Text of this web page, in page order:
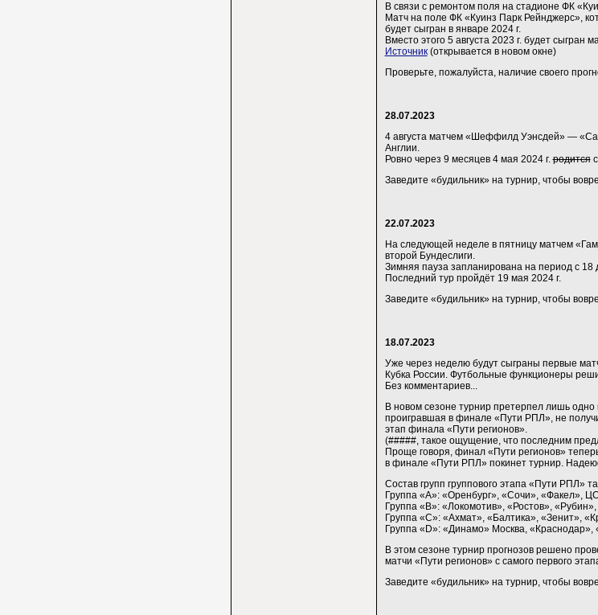
В связи с ремонтом поля на стадионе ФК
Матч на поле ФК «Куинз Парк Рейнджерс»,
будет сыгран в январе 2024 г.
Вместо этого 5 августа 2023 г. будет
Источник(открывается в новом окне)
Проверьте, пожалуйста, наличие своего
28.07.2023
4 августа матчем «Шеффилд Уэнсдей» —
Англии.
Ровно через 9 месяцев 4 мая 2024 г.родится
Заведите «будильник» на турнир, чтобы
22.07.2023
На следующей неделе в пятницу матчем
второй Бундеслиги.
Зимняя пауза запланирована на период с 18
Последний тур пройдёт 19 мая 2024 г.
Заведите «будильник» на турнир, чтобы
18.07.2023
Уже через неделю будут сыграны первые
Кубка России. Футбольные функционеры
Без комментариев...
В новом сезоне турнир претерпел лишь
проигравшая в финале «Пути РПЛ», не
этап финала «Пути регионов».
(#####, такое ощущение, что последним
Проще говоря, финал «Пути регионов»
в финале «Пути РПЛ» покинет турнир.
Состав групп группового этапа «Пути РПЛ»
Группа «A»: «Оренбург», «Сочи», «Факел»,
Группа «B»: «Локомотив», «Ростов»,
Группа «C»: «Ахмат», «Балтика», «Зенит»,
Группа «D»: «Динамо» Москва,
В этом сезоне турнир прогнозов решено
матчи «Пути регионов» с самого первого
Заведите «будильник» на турнир, чтобы